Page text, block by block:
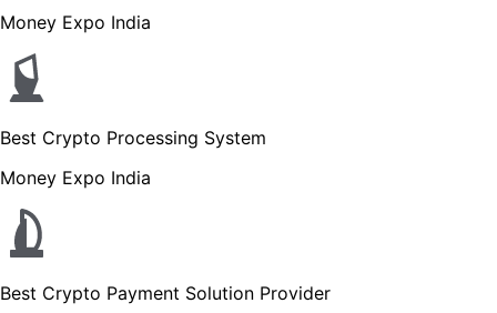
Money Expo India
Best Crypto Processing System
Money Expo India
Best Crypto Payment Solution Provider